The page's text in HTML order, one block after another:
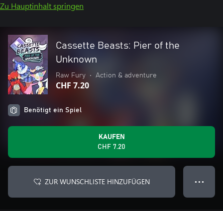
Zu Hauptinhalt springen
Cassette Beasts: Pier of the
Unknown
Raw Fury • Action & adventure
CHF 7.20
Benötigt ein Spiel
KAUFEN
CHF 7.20
ZUR WUNSCHLISTE HINZUFÜGEN ● ● ●